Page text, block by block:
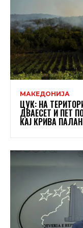
МАКЕДОНИЈА
ЦУК: НА
ДВАЕСЕТ И ПЕТ
КАЈ КРИВА